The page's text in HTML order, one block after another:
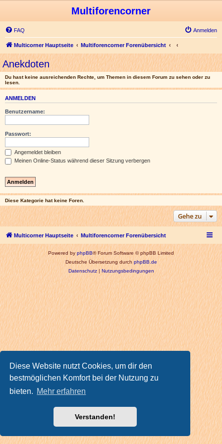
Diese Website nutzt Cookies, um dir den
bestmöglichen Komfort bei der Nutzung zu
bieten. Mehr erfahren
Verstanden!
Multiforencorner
FAQ Anmelden
Multicorner Hauptseite Multiforencorner Forenübersicht
Anekdoten
Du hast keine ausreichenden Rechte, um Themen in diesem Forum zu sehen oder zu
lesen.
ANMELDEN
Benutzername:
Passwort:
Angemeldet bleiben
Meinen Online-Status während dieser Sitzung verbergen
Diese Kategorie hat keine Foren.
Gehe zu
Multicorner Hauptseite Multiforencorner Forenübersicht
Powered byphpBB® Forum Software © phpBB Limited
Deutsche Übersetzung durchphpBB.de
Datenschutz|Nutzungsbedingungen